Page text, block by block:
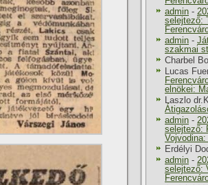
admin -
selejtező:
admin -
szakmai
Charbel
Lucas
elnökei:
Laszlo
admin -
selejtező:
Vojvodina:
Erdélyi
admin -
selejtező: